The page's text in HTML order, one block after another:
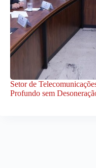
Setor de
Profundo sem